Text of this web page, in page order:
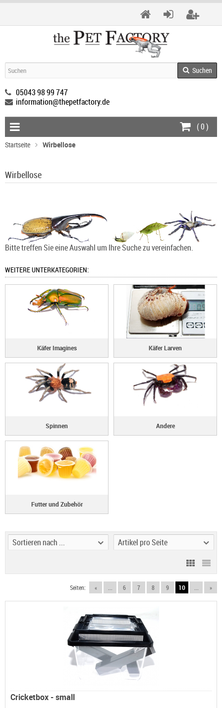
Suchen
05043 98 99 747
information@thepetfactory.de
(0)
Startseite Wirbellose
Wirbellose
Bitte treffen Sie eine Auswahl um Ihre Suche zu vereinfachen.
WEITERE UNTERKATEGORIEN:
Käfer Imagines Käfer Larven
Spinnen Andere
Futter und Zubehör
Sortieren nach ... Artikel pro Seite
Seiten: « 6 7 8 9 10 »
Cricketbox - small